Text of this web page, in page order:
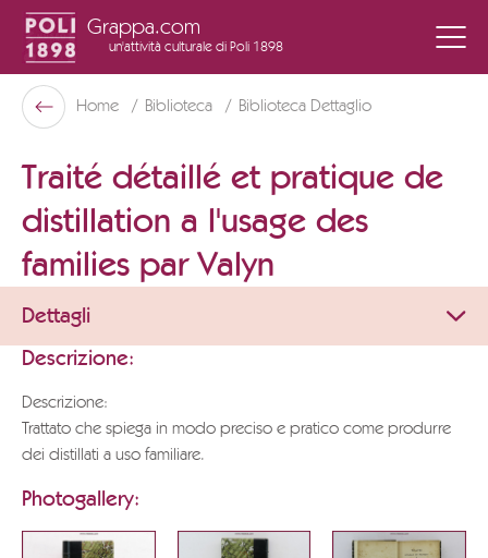
Grappa.com
un'attività culturale di Poli 1898
Poli Museo Della Grappa
Indietro
Home Biblioteca Biblioteca Dettaglio
Traité détaillé et pratique de
distillation a l'usage des
families par Valyn
Dettagli
Descrizione:
Descrizione:
Trattato che spiega in modo preciso e pratico come produrre
dei distillati a uso familiare.
Photogallery: